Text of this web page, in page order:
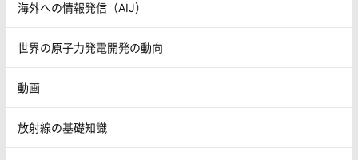
海外への情報発信（AIJ）
世界の原子力発電開発の動向
動画
放射線の基礎知識